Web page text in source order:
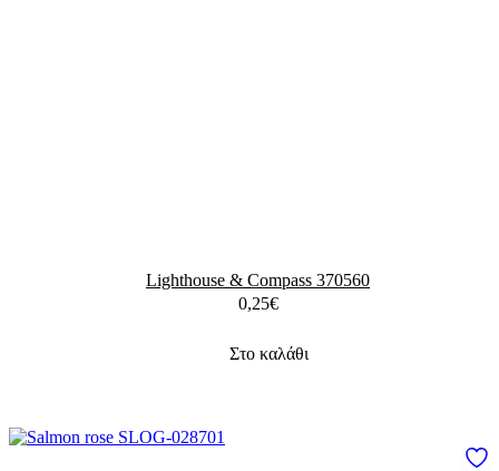
Lighthouse & Compass 370560
0,25€
Στο καλάθι